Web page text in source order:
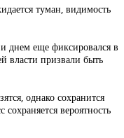
туман, видимость
днем еще фиксировался в
власти призвали быть
однако сохранится
вероятность